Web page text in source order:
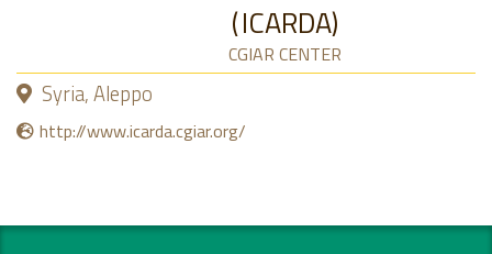
ICARDA
CGIAR CENTER
Syria, Aleppo
http://www.icarda.cgiar.org/